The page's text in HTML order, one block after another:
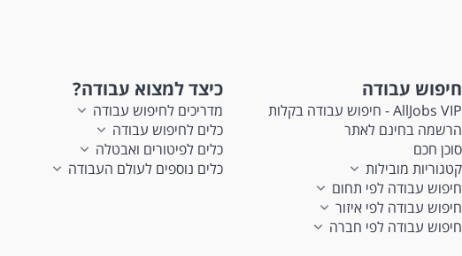
חיפוש עבודה
AllJobs VIP - חיפוש עבודה בקלות
הרשמה בחינם לאתר
סוכן חכם
קטגוריות מובילות
חיפוש עבודה לפי תחום
חיפוש עבודה לפי איזור
חיפוש עבודה לפי חברה
כיצד למצוא עבודה?
מדריכים לחיפוש עבודה
כלים לחיפוש עבודה
כלים לפיטורים ואבטלה
כלים נוספים לעולם העבודה